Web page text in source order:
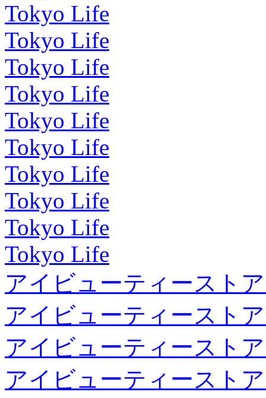
Tokyo Life
Tokyo Life
Tokyo Life
Tokyo Life
Tokyo Life
Tokyo Life
Tokyo Life
Tokyo Life
Tokyo Life
Tokyo Life
アイビューティースト
アイビューティースト
アイビューティースト
アイビューティースト